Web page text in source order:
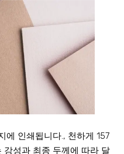
에 인쇄됩니다., 천하게 157
강성과 최종 두께에 따라 달